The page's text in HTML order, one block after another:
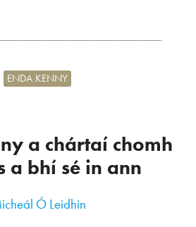
a chártaí chomh
a bhí sé in ann
ENDA KENNY
Ó Leidhin